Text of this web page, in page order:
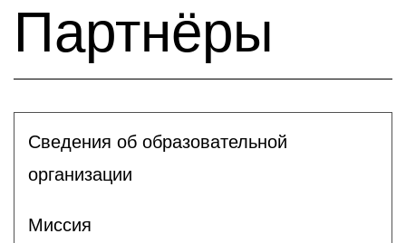
Партнёры
Сведения об образовательной
организации
Миссия